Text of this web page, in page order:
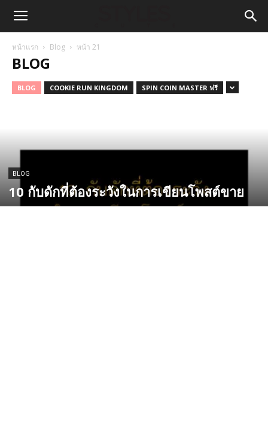
หน้าแรก Blog หน้า 21
BLOG
BLOG COOKIE RUN KINGDOM SPIN COIN MASTER ฟรี
BLOG
10 กับดักที่ต้องระวังในการเขียนโพสต์ขาย